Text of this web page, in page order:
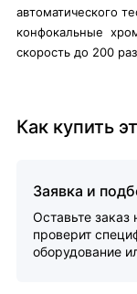
автоматического
конфокальные
скорость до 200
Как купить
Заявка и
Оставьте
проверит
оборудование